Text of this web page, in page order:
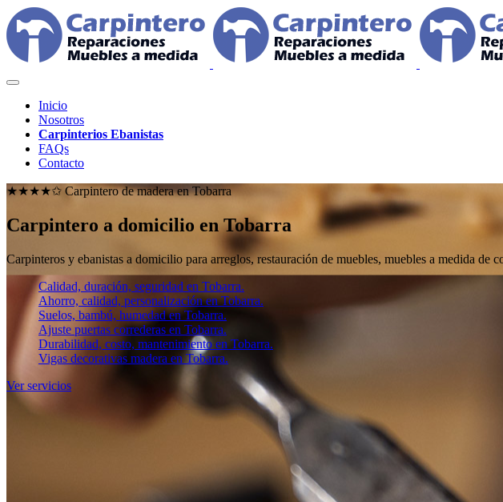
Inicio
Nosotros
Carpinterios Ebanistas
FAQs
Contacto
★★★★✩ Carpintero de madera enTobarra
Carpintero a domicilio en Tobarra
Carpinteros y ebanistas a domicilio para arreglos, restauración de muebles, muebles a medida de
Calidad, duración, seguridad en Tobarra.
Ahorro, calidad, personalización en Tobarra.
Suelos, bambú, humedad en Tobarra.
Ajuste puertas correderas en Tobarra.
Durabilidad, costo, mantenimiento en Tobarra.
Vigas decorativas madera en Tobarra.
Ver servicios